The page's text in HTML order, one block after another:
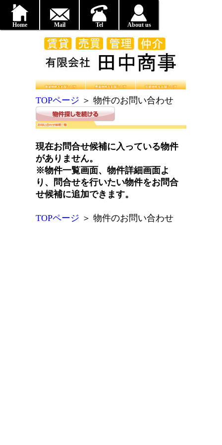
Home Mail Tel About us
TOPページ ＞ 物件のお問い合わせ
現在お問合せ候補に入っている物件
がありません。
※物件一覧画面、物件詳細画面よ
り、問合せを行いたい物件をお問合
せ候補に追加できます。
TOPページ ＞ 物件のお問い合わせ